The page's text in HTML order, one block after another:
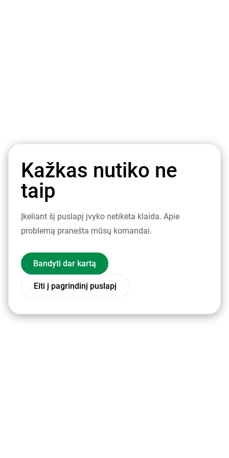
Kažkas nutiko ne
taip
Įkeliant šį puslapį įvyko netikėta klaida. Apie
problemą pranešta mūsų komandai.
Bandyti dar kartą
Eiti į pagrindinį puslapį